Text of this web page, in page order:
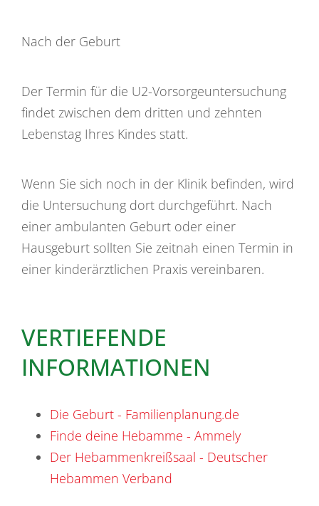
Nach der Geburt
Der Termin für die U2-Vorsorgeuntersuchung
findet zwischen dem dritten und zehnten
Lebenstag Ihres Kindes statt.
Wenn Sie sich noch in der Klinik befinden, wird
die Untersuchung dort durchgeführt. Nach
einer ambulanten Geburt oder einer
Hausgeburt sollten Sie zeitnah einen Termin in
einer kinderärztlichen Praxis vereinbaren.
VERTIEFENDE
INFORMATIONEN
Die Geburt - Familienplanung.de
Finde deine Hebamme - Ammely
Der Hebammenkreißsaal - Deutscher
Hebammen Verband